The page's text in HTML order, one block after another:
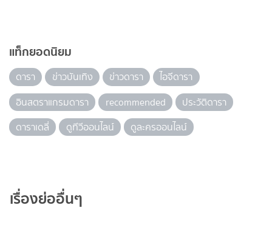
แท็กยอดนิยม
ดารา ข่าวบันเทิง ข่าวดารา
ไอจีดารา
อินสตราแกรมดารา
recommended
ประวัติดารา
ดาราเดลี่
ดูทีวีออนไลน์ ดูละครออนไลน์
เรื่องย่ออื่นๆ